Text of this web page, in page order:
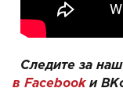
Следите за
в Facebookи